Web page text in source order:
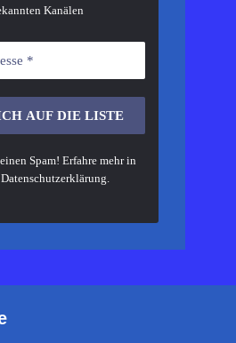
Kanälen
Spam! Erfahre mehr in
Datenschutzerklärung.